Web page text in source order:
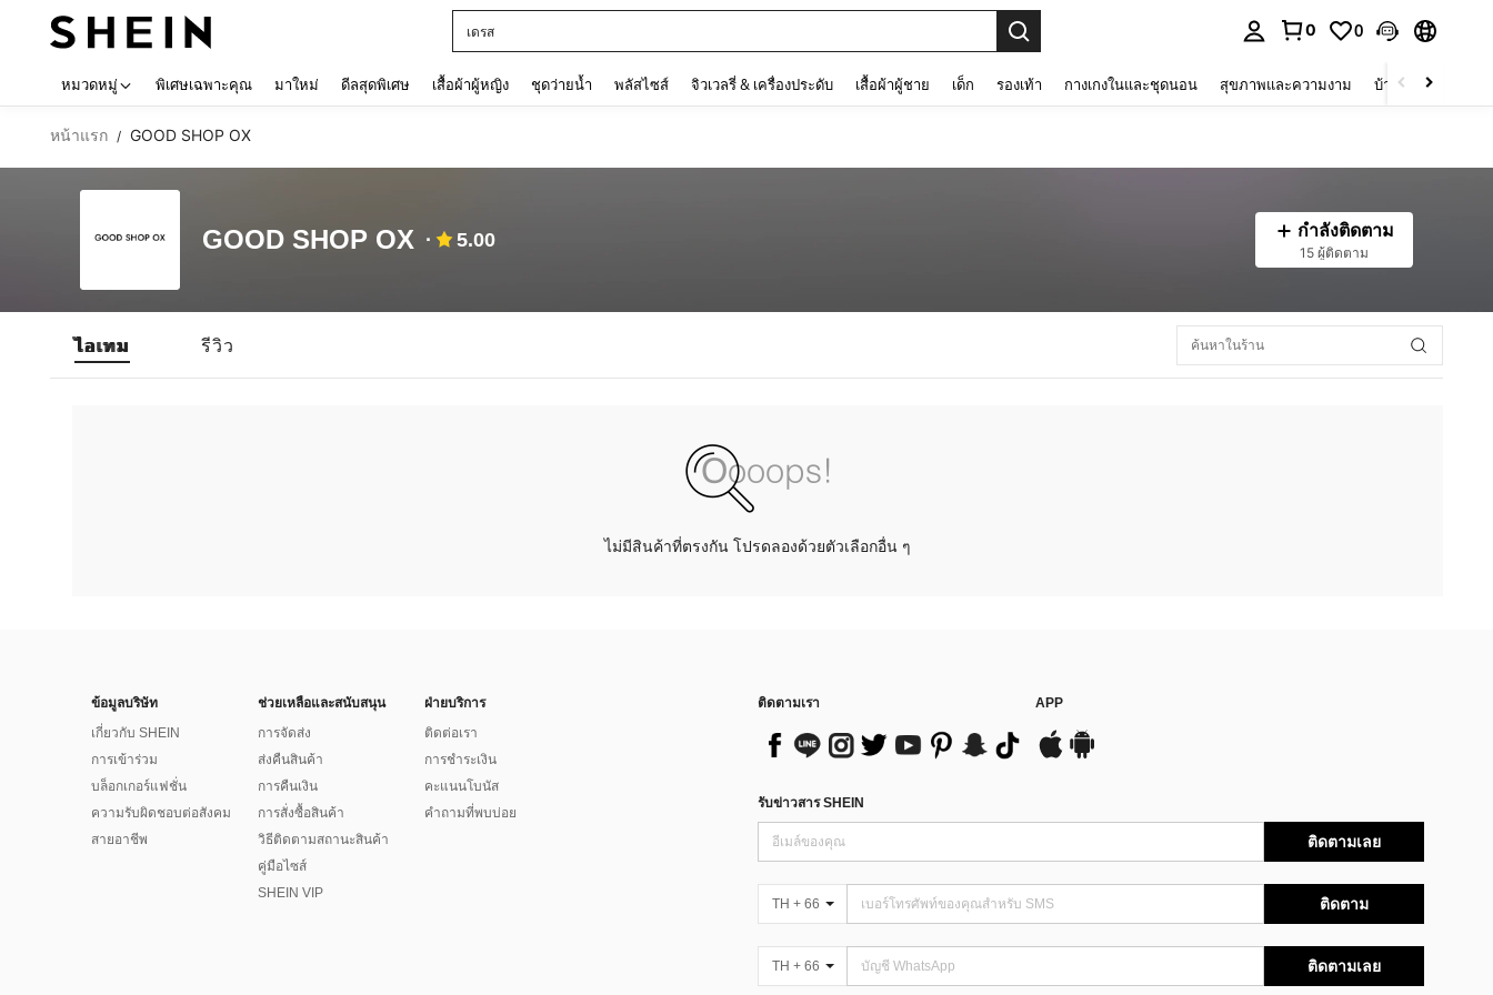
เดรส
0 0
หมวดหมู่ พิเศษเฉพาะคุณ มาใหม่ ดีลสุดพิเศษ เสื้อผ้าผู้หญิง ชุดว่ายน้ำ พลัสไซส์ จิวเวลรี่ & เครื่องประดับ เสื้อผ้าผู้ชาย เด็ก รองเท้า กางเกงในและชุดนอน สุขภาพและความงาม บ้านและที่อยู่อาศัย
หน้าแรก / GOOD SHOP OX
GOOD SHOP OX 5.00 กำลังติดตาม
15 ผู้ติดตาม
ไอเทม รีวิว
ไม่มีสินค้าที่ตรงกัน โปรดลองด้วยตัวเลือกอื่น ๆ
ข้อมูลบริษัท
เกี่ยวกับ SHEIN
การเข้าร่วม
บล็อกเกอร์แฟชั่น
ความรับผิดชอบต่อสังคม
สายอาชีพ
ช่วยเหลือและสนับสนุน
การจัดส่ง
ส่งคืนสินค้า
การคืนเงิน
การสั่งซื้อสินค้า
วิธีติดตามสถานะสินค้า
คู่มือไซส์
SHEIN VIP
ฝ่ายบริการ
ติดต่อเรา
การชำระเงิน
คะแนนโบนัส
คำถามที่พบบ่อย
ติดตามเรา APP
รับข่าวสาร SHEIN
ติดตามเลย
TH + 66 ติดตาม
TH + 66 ติดตามเลย